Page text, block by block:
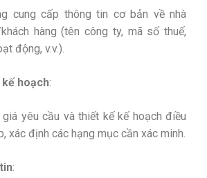
cung cấp thông tin cơ bản về nhà
hàng (tên công ty, mã số thuế,
động, v.v.).
hoạch:
giá yêu cầu và thiết kế kế hoạch điều
xác định các hạng mục cần xác minh.
: